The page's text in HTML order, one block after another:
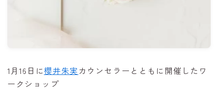
1月16日に櫻井朱実カウンセラーとともに開催したワ
ークショップ